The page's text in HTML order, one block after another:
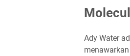
Ady Water